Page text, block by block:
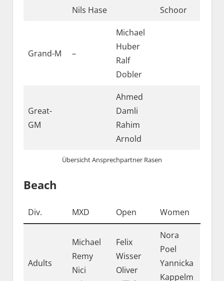
Nils Hase
Schoor
Grand-M –
Michael
Huber
Ralf
Dobler
Great-
GM
Ahmed
Damli
Rahim
Arnold
Übersicht Ansprechpartner Rasen
Beach
Div. MXD Open Women
Adults
Michael
Remy
Nici
Felix
Wisser
Oliver
Nora
Poel
Yannicka
Kappelm